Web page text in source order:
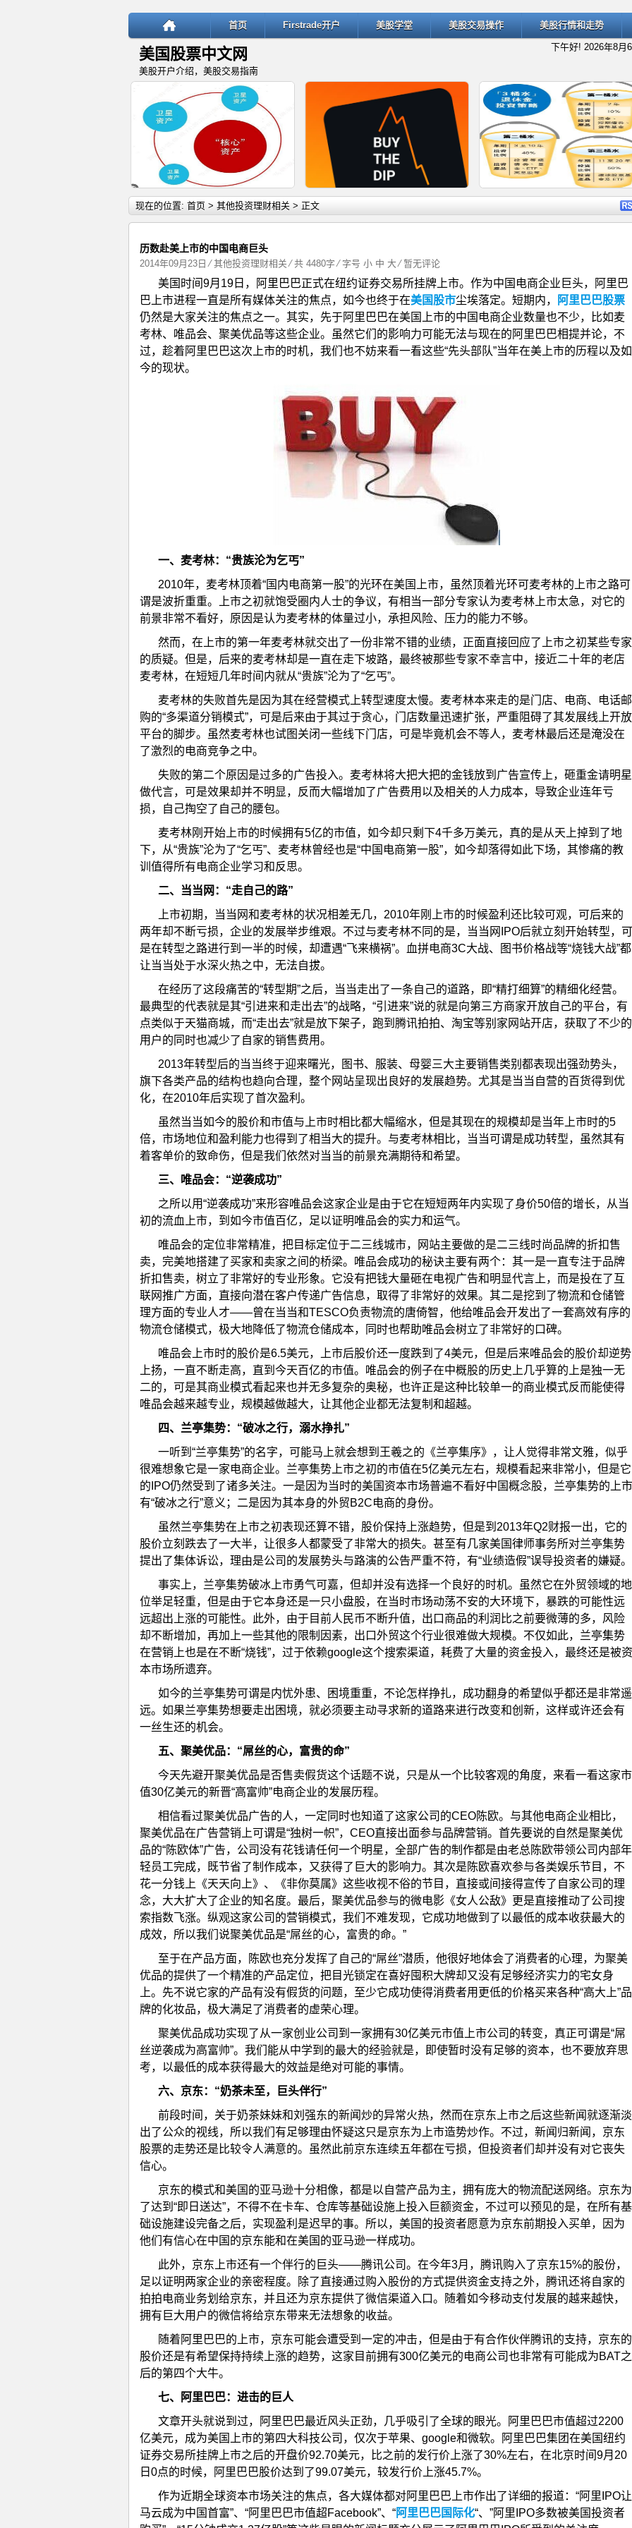
首页 Firstrade开户 美股学堂 美股交易操作 美股行情和走势
下午好! 2026年8月
美国股票中文网
美股开户介绍，美股交易指南
详细内容
“核心—卫星”投资策略：稳健与
详细内容
什么是“逢低买入”（Buy the D
详细
退休规划的经典方法：深入了解
现在的位置: 首页 > 其他投资理财相关 > 正文
历数赴美上市的中国电商巨头
2014年09月23日 ⁄其他投资理财相关⁄ 共 4480字 ⁄ 字号 小 中 大 ⁄暂无评论
美国时间9月19日，阿里巴巴正式在纽约证券交易所挂牌上市。作为中国电商企业巨头，阿里巴
巴上市进程一直是所有媒体关注的焦点，如今也终于在美国股市尘埃落定。短期内，
阿里巴巴股票
仍然是大家关注的焦点之一。其实，先于阿里巴巴在美国上市的中国电商企业数量也不少，比如麦
考林、唯品会、聚美优品等这些企业。虽然它们的影响力可能无法与现在的阿里巴巴相提并论，不
过，趁着阿里巴巴这次上市的时机，我们也不妨来看一看这些“先头部队”当年在美上市的历程以及如
今的现状。
一、 麦考林：“贵族沦为乞丐”
2010年，麦考林顶着“国内电商第一股”的光环在美国上市，虽然顶着光环可麦考林的上市之路可
谓是波折重重。上市之初就饱受圈内人士的争议，有相当一部分专家认为麦考林上市太急，对它的
前景非常不看好，原因是认为麦考林的体量过小，承担风险、压力的能力不够。
然而，在上市的第一年麦考林就交出了一份非常不错的业绩，正面直接回应了上市之初某些专家
的质疑。但是，后来的麦考林却是一直在走下坡路，最终被那些专家不幸言中，接近二十年的老店
麦考林，在短短几年时间内就从“贵族”沦为了“乞丐”。
麦考林的失败首先是因为其在经营模式上转型速度太慢。麦考林本来走的是门店、电商、电话邮
购的“多渠道分销模式”，可是后来由于其过于贪心，门店数量迅速扩张，严重阻碍了其发展线上开放
平台的脚步。虽然麦考林也试图关闭一些线下门店，可是毕竟机会不等人，麦考林最后还是淹没在
了激烈的电商竞争之中。
失败的第二个原因是过多的广告投入。麦考林将大把大把的金钱放到广告宣传上，砸重金请明星
做代言，可是效果却并不明显，反而大幅增加了广告费用以及相关的人力成本，导致企业连年亏
损，自己掏空了自己的腰包。
麦考林刚开始上市的时候拥有5亿的市值，如今却只剩下4千多万美元，真的是从天上掉到了地
下，从“贵族”沦为了“乞丐”、麦考林曾经也是“中国电商第一股”，如今却落得如此下场，其惨痛的教
训值得所有电商企业学习和反思。
二、
当当网：“走自己的路”
上市初期，当当网和麦考林的状况相差无几，2010年刚上市的时候盈利还比较可观，可后来的
两年却不断亏损，企业的发展举步维艰。不过与麦考林不同的是，当当网IPO后就立刻开始转型，可
是在转型之路进行到一半的时候，却遭遇“飞来横祸”。血拼电商3C大战、图书价格战等“烧钱大战”都
让当当处于水深火热之中，无法自拔。
在经历了这段痛苦的“转型期”之后，当当走出了一条自己的道路，即“精打细算”的精细化经营。
最典型的代表就是其“引进来和走出去”的战略，“引进来”说的就是向第三方商家开放自己的平台，有
点类似于天猫商城，而“走出去”就是放下架子，跑到腾讯拍拍、淘宝等别家网站开店，获取了不少的
用户的同时也减少了自家的销售费用。
2013年转型后的当当终于迎来曙光，图书、服装、母婴三大主要销售类别都表现出强劲势头，
旗下各类产品的结构也趋向合理，整个网站呈现出良好的发展趋势。尤其是当当自营的百货得到优
化，在2010年后实现了首次盈利。
虽然当当如今的股价和市值与上市时相比都大幅缩水，但是其现在的规模却是当年上市时的5
倍，市场地位和盈利能力也得到了相当大的提升。与麦考林相比，当当可谓是成功转型，虽然其有
着客单价的致命伤，但是我们依然对当当的前景充满期待和希望。
三、
唯品会：“逆袭成功”
之所以用“逆袭成功”来形容唯品会这家企业是由于它在短短两年内实现了身价50倍的增长，从当
初的流血上市，到如今市值百亿，足以证明唯品会的实力和运气。
唯品会的定位非常精准，把目标定位于二三线城市，网站主要做的是二三线时尚品牌的折扣售
卖，完美地搭建了买家和卖家之间的桥梁。唯品会成功的秘诀主要有两个：其一是一直专注于品牌
折扣售卖，树立了非常好的专业形象。它没有把钱大量砸在电视广告和明显代言上，而是投在了互
联网推广方面，直接向潜在客户传递广告信息，取得了非常好的效果。其二是挖到了物流和仓储管
理方面的专业人才——曾在当当和TESCO负责物流的唐倚智，他给唯品会开发出了一套高效有序的
物流仓储模式，极大地降低了物流仓储成本，同时也帮助唯品会树立了非常好的口碑。
唯品会上市时的股价是6.5美元，上市后股价还一度跌到了4美元，但是后来唯品会的股价却逆势
上扬，一直不断走高，直到今天百亿的市值。唯品会的例子在中概股的历史上几乎算的上是独一无
二的，可是其商业模式看起来也并无多复杂的奥秘，也许正是这种比较单一的商业模式反而能使得
唯品会越来越专业，规模越做越大，让其他企业都无法复制和超越。
四、 兰亭集势：“破冰之行，溺水挣扎”
一听到“兰亭集势”的名字，可能马上就会想到王羲之的《兰亭集序》，让人觉得非常文雅，似乎
很难想象它是一家电商企业。兰亭集势上市之初的市值在5亿美元左右，规模看起来非常小，但是它
的IPO仍然受到了诸多关注。一是因为当时的美国资本市场普遍不看好中国概念股，兰亭集势的上市
有“破冰之行”意义；二是因为其本身的外贸B2C电商的身份。
虽然兰亭集势在上市之初表现还算不错，股价保持上涨趋势，但是到2013年Q2财报一出，它的
股价立刻跌去了一大半，让很多人都蒙受了非常大的损失。甚至有几家美国律师事务所对兰亭集势
提出了集体诉讼，理由是公司的发展势头与路演的公告严重不符，有“业绩造假”误导投资者的嫌疑。
事实上，兰亭集势破冰上市勇气可嘉，但却并没有选择一个良好的时机。虽然它在外贸领域的地
位举足轻重，但是由于它本身还是一只小盘股，在当时市场动荡不安的大环境下，暴跌的可能性远
远超出上涨的可能性。此外，由于目前人民币不断升值，出口商品的利润比之前要微薄的多，风险
却不断增加，再加上一些其他的限制因素，出口外贸这个行业很难做大规模。不仅如此，兰亭集势
在营销上也是在不断“烧钱”，过于依赖google这个搜索渠道，耗费了大量的资金投入，最终还是被资
本市场所遗弃。
如今的兰亭集势可谓是内忧外患、困境重重，不论怎样挣扎，成功翻身的希望似乎都还是非常遥
远。如果兰亭集势想要走出困境，就必须要主动寻求新的道路来进行改变和创新，这样或许还会有
一丝生还的机会。
五、 聚美优品：“屌丝的心，富贵的命”
今天先避开聚美优品是否售卖假货这个话题不说，只是从一个比较客观的角度，来看一看这家市
值30亿美元的新晋“高富帅”电商企业的发展历程。
相信看过聚美优品广告的人，一定同时也知道了这家公司的CEO陈欧。与其他电商企业相比，
聚美优品在广告营销上可谓是“独树一帜”，CEO直接出面参与品牌营销。首先要说的自然是聚美优
品的“陈欧体”广告，公司没有花钱请任何一个明星，全部广告的制作都是由老总陈欧带领公司内部年
轻员工完成，既节省了制作成本，又获得了巨大的影响力。其次是陈欧喜欢参与各类娱乐节目，不
花一分钱上《天天向上》、《非你莫属》这些收视不俗的节目，直接或间接得宣传了自家公司的理
念，大大扩大了企业的知名度。最后，聚美优品参与的微电影《女人公敌》更是直接推动了公司搜
索指数飞涨。纵观这家公司的营销模式，我们不难发现，它成功地做到了以最低的成本收获最大的
成效，所以我们说聚美优品是“屌丝的心，富贵的命。”
至于在产品方面，陈欧也充分发挥了自己的“屌丝”潜质，他很好地体会了消费者的心理，为聚美
优品的提供了一个精准的产品定位，把目光锁定在喜好囤积大牌却又没有足够经济实力的宅女身
上。先不说它家的产品有没有假货的问题，至少它成功使得消费者用更低的价格买来各种“高大上”品
牌的化妆品，极大满足了消费者的虚荣心理。
聚美优品成功实现了从一家创业公司到一家拥有30亿美元市值上市公司的转变，真正可谓是“屌
丝逆袭成为高富帅”。我们能从中学到的最大的经验就是，即使暂时没有足够的资本，也不要放弃思
考，以最低的成本获得最大的效益是绝对可能的事情。
六、 京东：“奶茶未至，巨头伴行”
前段时间，关于奶茶妹妹和刘强东的新闻炒的异常火热，然而在京东上市之后这些新闻就逐渐淡
出了公众的视线，所以我们有足够理由怀疑这只是京东为上市造势炒作。不过，新闻归新闻，京东
股票的走势还是比较令人满意的。虽然此前京东连续五年都在亏损，但投资者们却并没有对它丧失
信心。
京东的模式和美国的亚马逊十分相像，都是以自营产品为主，拥有庞大的物流配送网络。京东为
了达到“即日送达”，不得不在卡车、仓库等基础设施上投入巨额资金，不过可以预见的是，在所有基
础设施建设完备之后，实现盈利是迟早的事。所以，美国的投资者愿意为京东前期投入买单，因为
他们有信心在中国的京东能和在美国的亚马逊一样成功。
此外，京东上市还有一个伴行的巨头——腾讯公司。在今年3月，腾讯购入了京东15%的股份，
足以证明两家企业的亲密程度。除了直接通过购入股份的方式提供资金支持之外，腾讯还将自家的
拍拍电商业务划给京东，并且还为京东提供了微信渠道入口。随着如今移动支付发展的越来越快，
拥有巨大用户的微信将给京东带来无法想象的收益。
随着阿里巴巴的上市，京东可能会遭受到一定的冲击，但是由于有合作伙伴腾讯的支持，京东的
股价还是有希望保持持续上涨的趋势，这家目前拥有300亿美元的电商公司也非常有可能成为BAT之
后的第四个大牛。
七、
阿里巴巴：进击的巨人
文章开头就说到过，阿里巴巴最近风头正劲，几乎吸引了全球的眼光。阿里巴巴市值超过2200
亿美元，成为美国上市的第四大科技公司，仅次于苹果、google和微软。阿里巴巴集团在美国纽约
证券交易所挂牌上市之后的开盘价92.70美元，比之前的发行价上涨了30%左右，在北京时间9月20
日0点的时候，阿里巴巴股价达到了99.07美元，较发行价上涨45.7%。
作为近期全球资本市场关注的焦点，各大媒体都对阿里巴巴上市作出了详细的报道：“阿里IPO让
马云成为中国首富”、“阿里巴巴市值超Facebook”、“阿里巴巴国际化“、”阿里IPO多数被美国投资者